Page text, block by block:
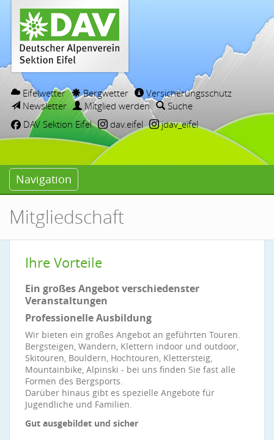
Eifelwetter Bergwetter
Versicherungsschutz
Newsletter
Mitglied werden
Suche
DAV Sektion Eifel
dav.eifel jdav_eifel
Navigation
Mitgliedschaft
Ihre Vorteile
Ein großes Angebot verschiedenster
Veranstaltungen
Professionelle Ausbildung
Wir bieten ein großes Angebot an geführten Touren.
Bergsteigen, Wandern, Klettern indoor und outdoor,
Skitouren, Bouldern, Hochtouren, Klettersteig,
Mountainbike, Alpinski - bei uns finden Sie fast alle
Formen des Bergsports.
Darüber hinaus gibt es spezielle Angebote für
Jugendliche und Familien.
Gut ausgebildet und sicher